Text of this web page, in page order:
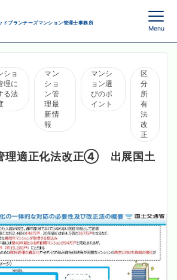
ドプランナーズマンション管理士事務所
Menu
ショ
理に
る法
マン
ショ
ン管
理最
新情
報
マンシ
ョン選
びのポ
イント
区
分
所
有
法
改
正
理適正化法改正④ 出展国土